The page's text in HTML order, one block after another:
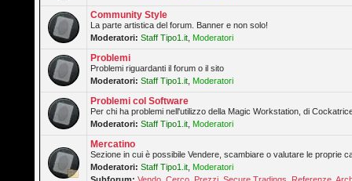
Community Style
La parte artistica del forum. Banner e non solo!
Moderatori: Staff Tipo1.it Moderatori
Problemi
Problemi riguardanti il forum o il sito
Moderatori: Staff Tipo1.it Moderatori
Problemi col Software
Per chi ha problemi nell'utilizzo della Magic Workstation, di
Moderatori: Staff Tipo1.it Moderatori
Mercatino
Sezione in cui è possibile Vendere, scambiare o valutare le proprie
Moderatori: Staff Tipo1.it Moderatori